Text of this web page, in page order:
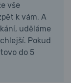
vše
k vám. A
uděláme
Pokud
do 5